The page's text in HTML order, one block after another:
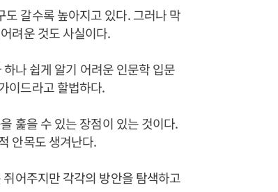
갈수록 높아지고 있다. 그러나 막
려운 것도 사실이다.
나 쉽게 알기 어려운 인문학 입문
이드라고 할법하다.
훑을 수 있는 장점이 있는 것이다.
안목도 생겨난다.
어주지만 각각의 방안을 탐색하고